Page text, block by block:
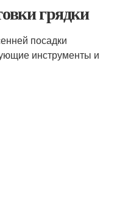
грядки
посадки
инструменты и